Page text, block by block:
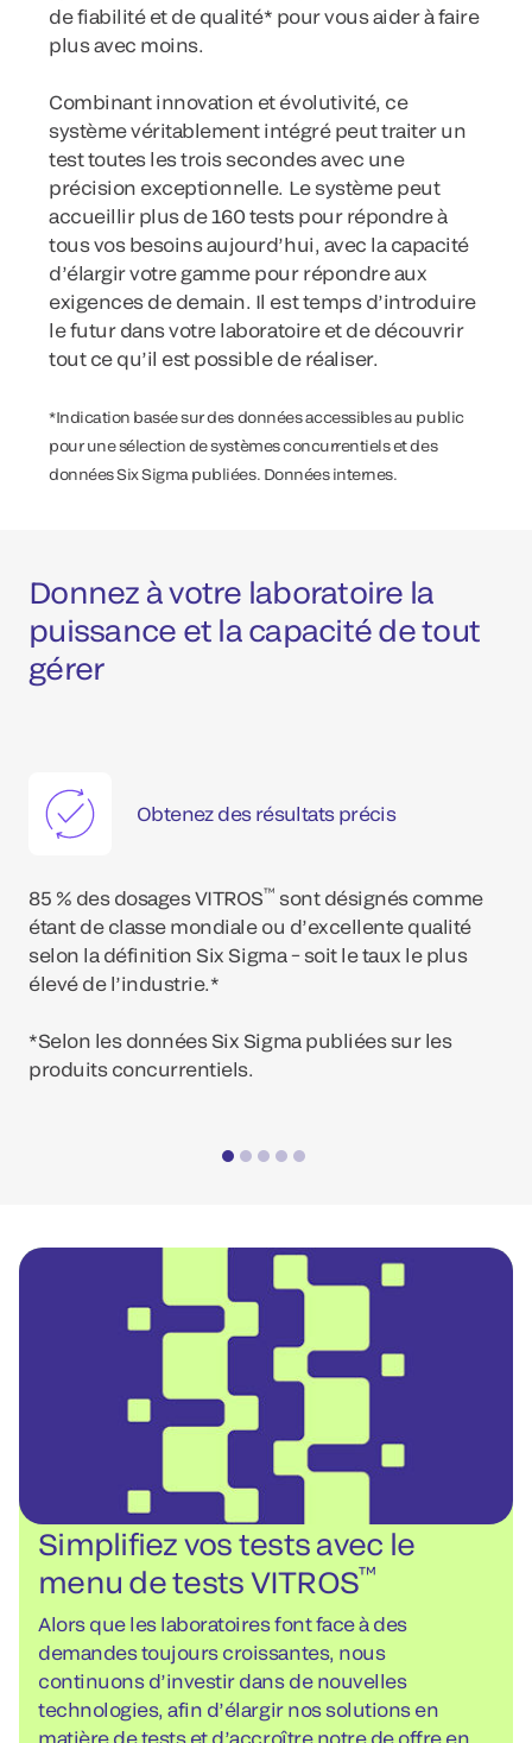
de fiabilité et de qualité* pour vous aider à faire
plus avec moins.
Combinant innovation et évolutivité, ce
système véritablement intégré peut traiter un
test toutes les trois secondes avec une
précision exceptionnelle. Le système peut
accueillir plus de 160 tests pour répondre à
tous vos besoins aujourd’hui, avec la capacité
d’élargir votre gamme pour répondre aux
exigences de demain. Il est temps d’introduire
le futur dans votre laboratoire et de découvrir
tout ce qu’il est possible de réaliser.
*Indication basée sur des données accessibles au public
pour une sélection de systèmes concurrentiels et des
données Six Sigma publiées. Données internes.
Donnez à votre laboratoire la
puissance et la capacité de tout
gérer
Obtenez des résultats précis
85 % des dosages VITROS™ sont désignés comme
étant de classe mondiale ou d’excellente qualité
selon la définition Six Sigma − soit le taux le plus
élevé de l’industrie.*
*Selon les données Six Sigma publiées sur les
produits concurrentiels.
Simplifiez vos tests avec le
menu de tests VITROS™
Alors que les laboratoires font face à des
demandes toujours croissantes, nous
continuons d’investir dans de nouvelles
technologies, afin d’élargir nos solutions en
matière de tests et d’accroître notre de offre en